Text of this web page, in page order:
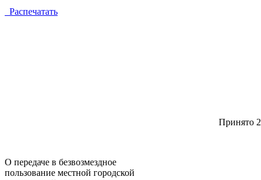
Распечатать
О передаче в безвозмездное
пользование местной городской